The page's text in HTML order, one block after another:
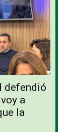
defendió
a
la